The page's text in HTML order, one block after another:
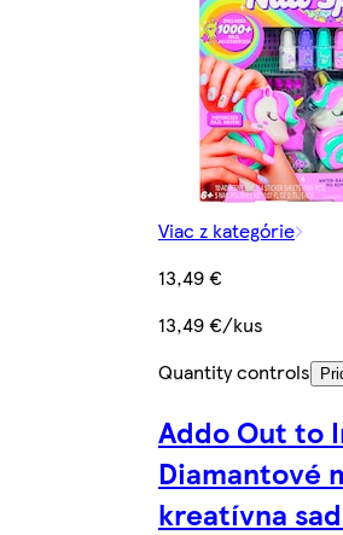
Viac z kategórie
13,49 €
13,49 €/kus
Quantity controls
Addo Out to
Diamantové
kreatívna